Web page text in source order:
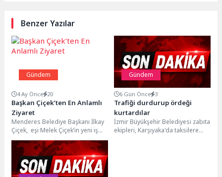
Benzer Yazılar
Gündem
4 Ay Önce 20
Başkan Çiçek’ten En Anlamlı
Ziyaret
Menderes Belediye Başkanı İlkay
Çiçek, eşi Melek Çiçek’in yeni iş
yerinin ruhsatını sürpriz ziyaret
yaparak...
Gündem
6 Gün Önce 3
Trafiği durdurup ördeği
kurtardılar
İzmir Büyükşehir Belediyesi zabıta
ekipleri, Karşıyaka'da taksilere